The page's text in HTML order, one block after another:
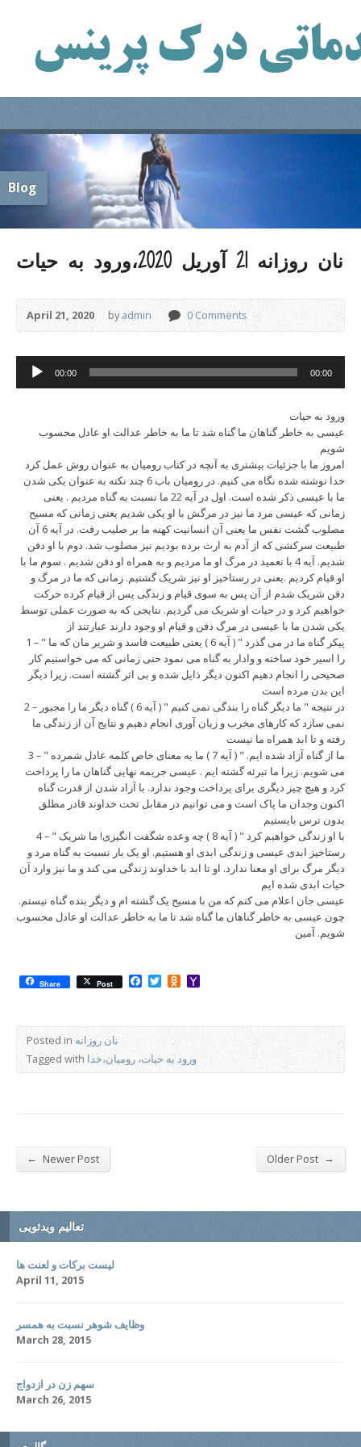
Blog
نان روزانه 21 آوریل 2020،ورود به حیات
April 21, 2020 byadmin 0 Comments
Audio
Player
00:00 00:00
ورود به حیات
عیسی به خاطر گناهان ما گناه شد تا ما به خاطر عدالت او عادل محسوب
شویم
امروز ما با جزئیات بیشتری به آنچه در کتاب رومیان به عنوان روش عمل کرد
خدا نوشته شده نگاه می کنیم. در رومیان باب 6 چند نکته به عنوان یکی شدن
ما با عیسی ذکر شده است. اول در آیه 22 ما نسبت به گناه مردیم . یعنی
زمانی که عیسی مرد ما نیز در مرگش با او یکی شدیم یعنی زمانی که مسیح
مصلوب گشت نفس ما یعنی آن انسانیت کهنه ما بر صلیب رفت. در آیه 6 آن
طبیعت سرکشی که از آدم به ارث برده بودیم نیز مصلوب شد. دوم با او دفن
شدیم. آیه 4 با تعمید در مرگ او ما مردیم و به همراه او دفن شدیم . سوم ما با
او قیام کردیم .یعنی در رستاخیز او نیز شریک گشتیم. زمانی که ما در مرگ و
دفن شریک شدم از آن پس به سوی قیام و زندگی پس از قیام کرده حرکت
خواهیم کرد و در حیات او شریک می گردیم. نتایجی که به صورت عملی توسط
یکی شدن ما با عیسی در مرگ دفن و قیام او وجود دارند عبارتند از
1 – " پیکر گناه ما در می گذرد " ( آیه 6 ) یعنی طبیعت فاسد و شریر مان که ما
را اسیر خود ساخته و وادار به گناه می نمود حتی زمانی که می خواستیم کار
صحیحی را انجام دهیم اکنون دیگر ذایل شده و بی اثر گشته است. زیرا دیگر
این بدن مرده است
2 – در نتیجه " ما دیگر گناه را بندگی نمی کنیم " ( آیه 6 ) گناه دیگر ما را مجبور
نمی سازد که کارهای مخرب و زیان آوری انجام دهیم و نتایج آن از زندگی ما
رفته و تا ابد همراه ما نیست
3 – " ما از گناه آزاد شده ایم. " ( آیه 7 ) ما به معنای خاص کلمه عادل شمرده
می شویم. زیرا ما تبرئه گشته ایم . عیسی جریمه نهایی گناهان ما را پرداخت
کرد و هیچ چیز دیگری برای پرداخت وجود ندارد. با آزاد شدن از قدرت گناه
اکنون وجدان ما پاک است و می توانیم در مقابل تخت خداوند قادر مطلق
بدون ترس بایستیم
4 – " با او زندگی خواهیم کرد " ( آیه 8 ) چه وعده شگفت انگیزی! ما شریک
رستاخیز ابدی عیسی و زندگی ابدی او هستیم. او یک بار نسبت به گناه مرد و
دیگر مرگ برای او معنا ندارد. او تا ابد با خداوند زندگی می کند و ما نیز وارد آن
حیات ابدی شده ایم
عیسی جان اعلام می کنم که من با مسیح یک گشته ام و دیگر بنده گناه نیستم.
چون عیسی به خاطر گناهان ما گناه شد تا ما به خاطر عدالت او عادل محسوب
شویم. آمین
Share Post Facebook
TwitterOdnoklassniki
Posted in نان روزانه
Tagged withورود به حیات، رومیان،خدا
← Newer Post Older Post →
تعالیم ویدئویی
لیست برکات و لعنت ها
April 11, 2015
وظایف شوهر نسبت به همسر
March 28, 2015
سهم زن در ازدواج
March 26, 2015